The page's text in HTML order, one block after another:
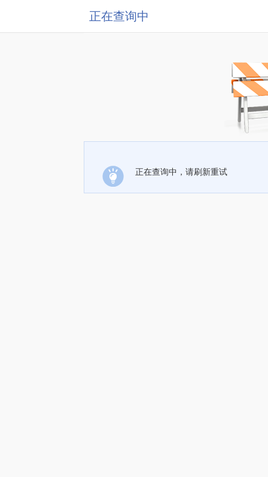
正在查询中
正在查询中，请刷新重试